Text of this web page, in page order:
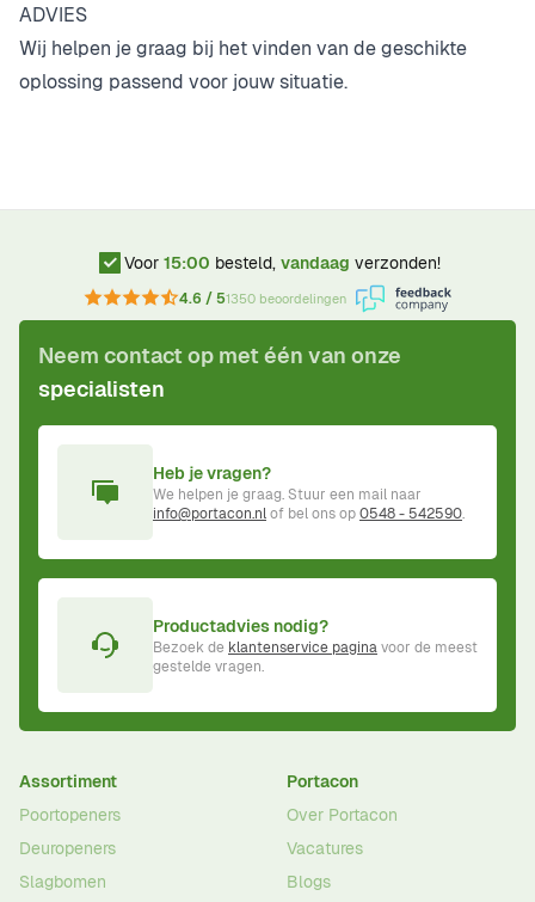
ADVIES
Wij helpen je graag bij het vinden van de geschikte
oplossing passend voor jouw situatie.
Voor 15:00 besteld, vandaag verzonden!
4.6 / 51350 beoordelingen
Neem contact op met één van onze
specialisten
Heb je vragen?
We helpen je graag. Stuur een mail naar
info@portacon.nlof bel ons op0548 - 542590.
Productadvies nodig?
Bezoek de klantenservice paginavoor de meest
gestelde vragen.
Assortiment
Poortopeners
Deuropeners
Slagbomen
Portacon
Over Portacon
Vacatures
Blogs